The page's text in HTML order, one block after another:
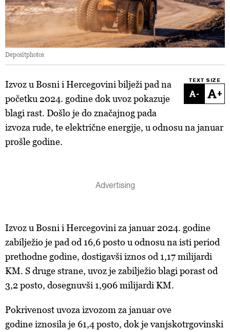
Depositphotos
TEXT SIZE
- +
Izvoz u Bosni i Hercegovini bilježi pad na
početku 2024. godine dok uvoz pokazuje
blagi rast. Došlo je do značajnog pada
izvoza rude, te električne energije, u odnosu na januar
prošle godine.
Izvoz u Bosni i Hercegovini za januar 2024. godine
zabilježio je pad od 16,6 posto u odnosu na isti period
prethodne godine, dostigavši iznos od 1,17 milijardi
KM. S druge strane, uvoz je zabilježio blagi porast od
3,2 posto, dosegnuvši 1,906 milijardi KM.
Pokrivenost uvoza izvozom za januar ove
godine iznosila je 61,4 posto, dok je vanjskotrgovinski